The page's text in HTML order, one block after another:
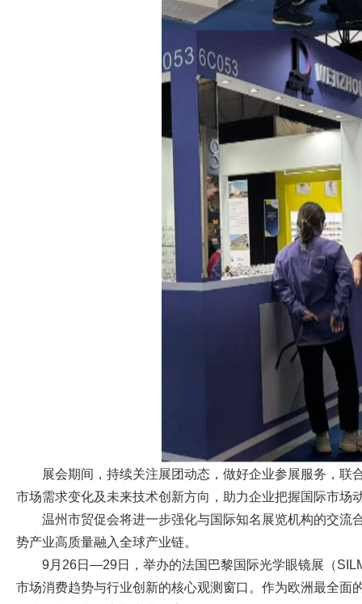
展会期间，持续关注展团动态，做好企业参展服务，
市场需求变化及未来技术创新方向，助力企业把握国际市场
温州市贸促会将进一步强化与国际知名展览机构的交流
势产业高质量融入全球产业链。
9月26日—29日，举办的法国巴黎国际光学眼镜展（
市场消费趋势与行业创新的核心观测窗口。作为欧洲最全